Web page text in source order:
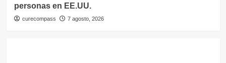
personas en EE.UU.
curecompass 7 agosto, 2026